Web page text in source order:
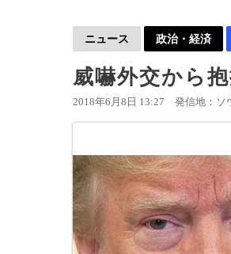
ニュース 政治・経済
威嚇外交から
2018年6月8日 13:27 発信地：ソ